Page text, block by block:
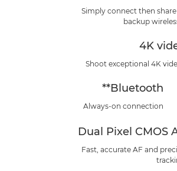
Simply connect then
backup
4K
Shoot exceptional 4K
Bluetooth**
Always-on connection
Dual Pixel CMOS
Fast, accurate AF and